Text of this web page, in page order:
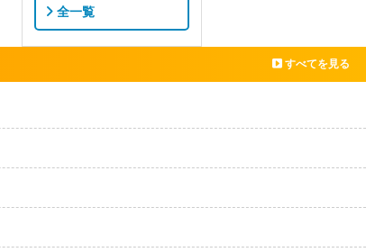
全一覧
すべてを見る